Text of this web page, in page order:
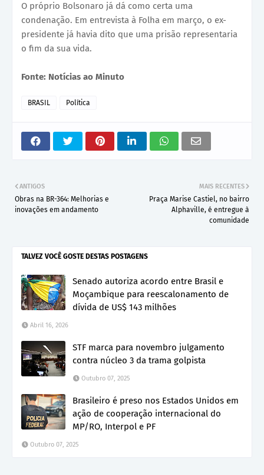
O próprio Bolsonaro já dá como certa uma
condenação. Em entrevista à Folha em março, o ex-
presidente já havia dito que uma prisão representaria
o fim da sua vida.
Fonte: Notícias ao Minuto
BRASIL Política
MAIS RECENTES
Praça Marise Castiel, no bairro
Alphaville, é entregue à
comunidade
ANTIGOS
Obras na BR-364: Melhorias e
inovações em andamento
TALVEZ VOCÊ GOSTE DESTAS POSTAGENS
Senado autoriza acordo entre Brasil e
Moçambique para reescalonamento de
dívida de US$ 143 milhões
Abril 16, 2026
STF marca para novembro julgamento
contra núcleo 3 da trama golpista
Outubro 07, 2025
Brasileiro é preso nos Estados Unidos em
ação de cooperação internacional do
MP/RO, Interpol e PF
Outubro 07, 2025